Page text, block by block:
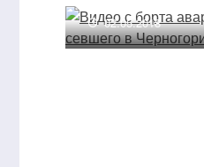
02.05.2018